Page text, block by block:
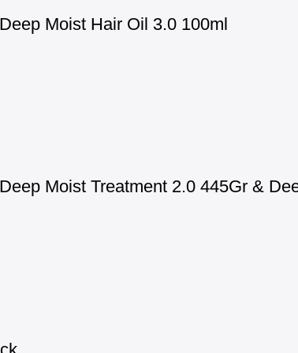
Moist Hair Oil 3.0 100ml
Moist Treatment 2.0 445Gr &